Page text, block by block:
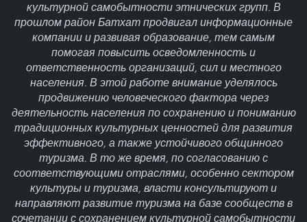
культурной самобытности этнических групп. В
прошлом район Батхат продвигал информационные
компании и развивая образование, тем самым
помогая повысить осведомленность и
ответственность организаций, сил и местного
населения. В этой работе внимание уделялось
продвижению человеческого фактора через
деятельность населения по сохранению и пониманию
традиционных культурных ценностей для развития
эффективного, а также устойчивого общинного
туризма. В то же время, по согласованию с
соответствующими отраслями, особенно сектором
культуры и туризма, власти консультируют и
направляют развитие туризма на базе сообществ в
сочетании с сохранением культурной самобытности